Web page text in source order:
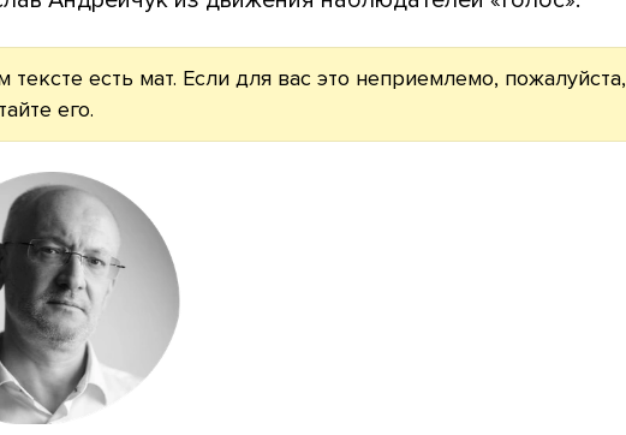
тексте есть мат. Если для вас это неприемлемо, пожалуйста,
его.